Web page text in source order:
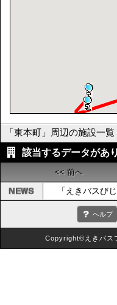
「東本町」周辺の施設一覧
該当するデータがあ
<< 前へ
「えきバスび
ヘルプ
Copyright©えきバス